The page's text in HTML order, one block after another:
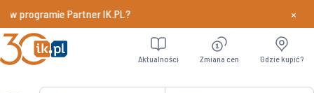
programie Partner IK.PL? Dowiedz
×
Aktualności Zmiana cen Gdzie kupić?